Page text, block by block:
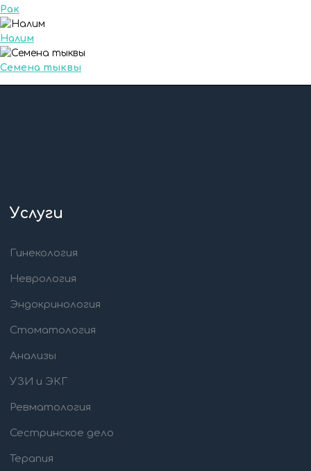
Рак
Налим
Семена тыквы
Услуги
Гинекология
Неврология
Эндокринология
Стоматология
Анализы
УЗИ и ЭКГ
Ревматология
Сестринское дело
Терапия